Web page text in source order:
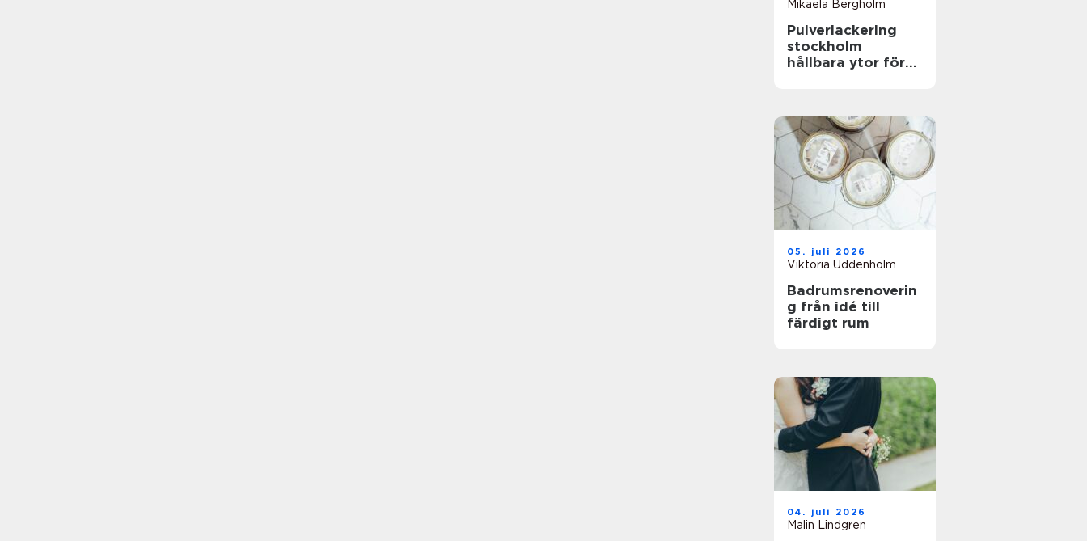
Mikaela Bergholm
Pulverlackering
stockholm
hållbara ytor för
05. juli 2026
Viktoria Uddenholm
Badrumsrenoverin
g från idé till
färdigt rum
04. juli 2026
Malin Lindgren